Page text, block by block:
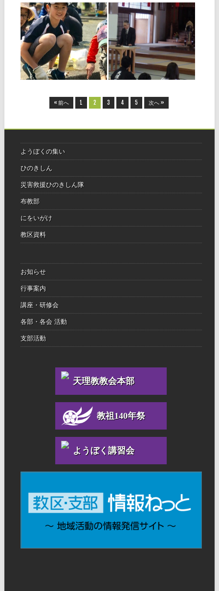
り上がり
り、和気あいあいとした雰囲
気の
2017.06.04
第3回 写真コンテス
ト大賞発表！
「全教一斉ひのきしんデー」
に伴い、福岡教区広報部では
「第3回 写真コンテスト」を
開催し、受賞者が決定しまし
たので、お知らせいたしま
す。 また、ご参加いただきま
した皆様方には、心よりお礼
▶
2016.11.05
天理時報購読者大
会 開催報告 （粕屋
宗像支部）10/9
10月9日、粕屋宗像支部に
おいて、教区として初めての
試みとなる「天理時報購読者
大会」を開催いたしました。
当日はお天気にも恵まれ、午
りました。 支部長
▶
« 前へ 1 2 3 4 5 次へ »
ようぼくの集い
ひのきしん
災害救援ひのきしん隊
布教部
にをいがけ
教区資料
お知らせ
行事案内
講座・研修会
各部・各会 活動
支部活動
天理教教会本部
教祖140年祭
ようぼく講習会